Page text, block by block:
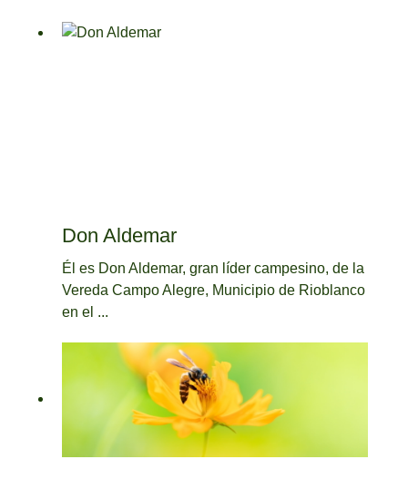
Don Aldemar
Él es Don Aldemar, gran líder campesino, de la
Vereda Campo Alegre, Municipio de Rioblanco
en el ...